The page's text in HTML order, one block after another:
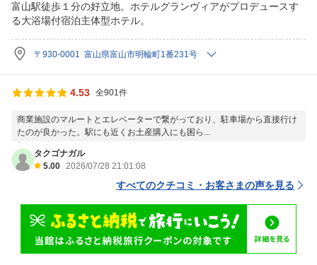
富山駅徒歩１分の好立地。ホテルグランヴィアがプロデュースす
る大浴場付宿泊主体型ホテル。
〒930-0001 富山県富山市明輪町1番231号
4.53 全901件
商業施設のマルートとエレベーターで繋がっており、駐車場から直接行け
たのが良かった。駅にも近くお土産購入にも困ら...
タクゴナガル
5.00 2026/07/28 21:01:08
すべてのクチコミ・お客さまの声を見る